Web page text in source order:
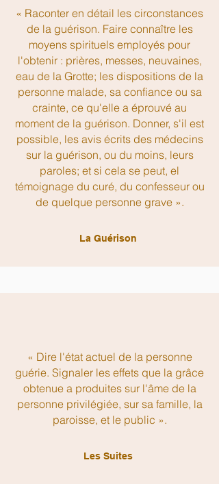
« Raconter en détail les circonstances
de la guérison. Faire connaître les
moyens spirituels employés pour
l'obtenir : prières, messes, neuvaines,
eau de la Grotte; les dispositions de la
personne malade, sa confiance ou sa
crainte, ce qu'elle a éprouvé au
moment de la guérison. Donner, s'il est
possible, les avis écrits des médecins
sur la guérison, ou du moins, leurs
paroles; et si cela se peut, el
témoignage du curé, du confesseur ou
de quelque personne grave ».
La Guérison
« Dire l'état actuel de la personne
guérie. Signaler les effets que la grâce
obtenue a produites sur l'âme de la
personne privilégiée, sur sa famille, la
paroisse, et le public ».
Les Suites